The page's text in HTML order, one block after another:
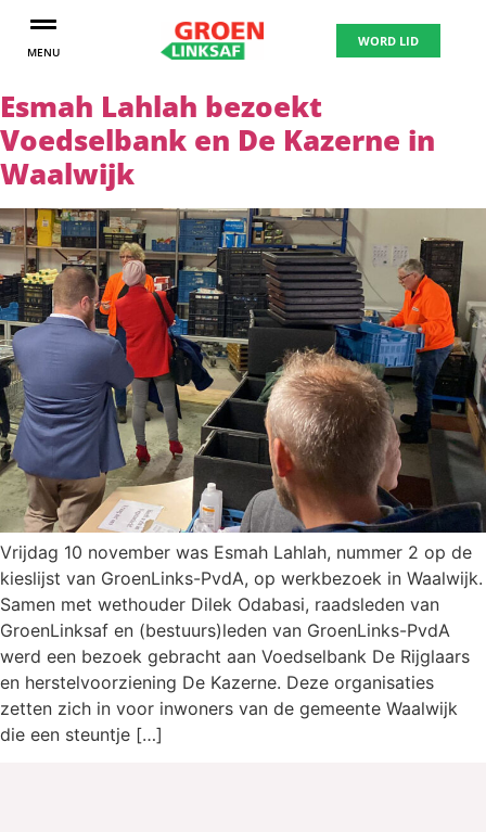
MENU
WORD LID
Esmah Lahlah bezoekt
Voedselbank en De Kazerne in
Waalwijk
Vrijdag 10 november was Esmah Lahlah, nummer 2 op de
kieslijst van GroenLinks-PvdA, op werkbezoek in Waalwijk.
Samen met wethouder Dilek Odabasi, raadsleden van
GroenLinksaf en (bestuurs)leden van GroenLinks-PvdA
werd een bezoek gebracht aan Voedselbank De Rijglaars
en herstelvoorziening De Kazerne. Deze organisaties
zetten zich in voor inwoners van de gemeente Waalwijk
die een steuntje […]